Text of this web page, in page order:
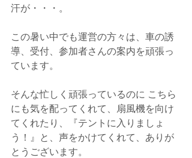
汗が・・・。
この暑い中でも運営の方々は、車の誘
導、受付、参加者さんの案内を頑張っ
ています。
そんな忙しく頑張っているのに こちら
にも気を配ってくれて、扇風機を向け
てくれたり、『テントに入りましょ
う！』と、声をかけてくれて、ありが
とうございます。